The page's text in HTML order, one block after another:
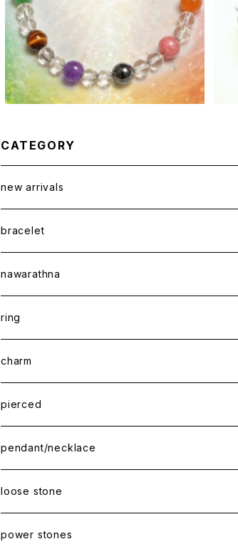
CATEGORY
new arrivals
bracelet
nawarathna
ring
charm
pierced
pendant/necklace
loose stone
power stones